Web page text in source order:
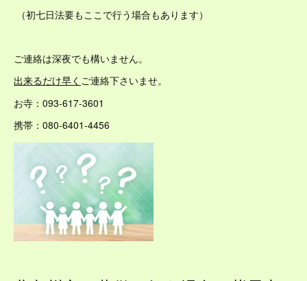
（初七日法要もここで行う場合もあります）
ご連絡は深夜でも構いません。
出来るだけ早く ご連絡下さいませ。
お寺：093-617-3601
携帯：080-6401-4456